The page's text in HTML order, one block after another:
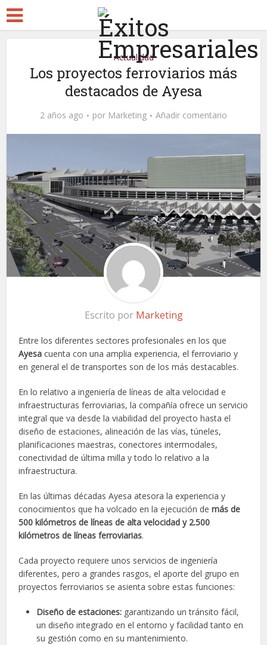
Actualidad
Los proyectos ferroviarios más
destacados de Ayesa
2 años ago por Marketing Añadir comentario
Escrito por Marketing
Entre los diferentes sectores profesionales en los que
Ayesacuenta con una amplia experiencia, el ferroviario y
en general el de transportes son de los más destacables.
En lo relativo a ingeniería de líneas de alta velocidad e
infraestructuras ferroviarias, la compañía ofrece un servicio
integral que va desde la viabilidad del proyecto hasta el
diseño de estaciones, alineación de las vías, túneles,
planificaciones maestras, conectores intermodales,
conectividad de última milla y todo lo relativo a la
infraestructura.
En las últimas décadas Ayesa atesora la experiencia y
conocimientos que ha volcado en la ejecución demás de
500 kilómetros de líneas de alta velocidad y 2.500
kilómetros de líneas ferroviarias.
Cada proyecto requiere unos servicios de ingeniería
diferentes, pero a grandes rasgos, el aporte del grupo en
proyectos ferroviarios se asienta sobre estas funciones:
Diseño de estaciones: garantizando un tránsito fácil,
un diseño integrado en el entorno y facilidad tanto en
su gestión como en su mantenimiento.